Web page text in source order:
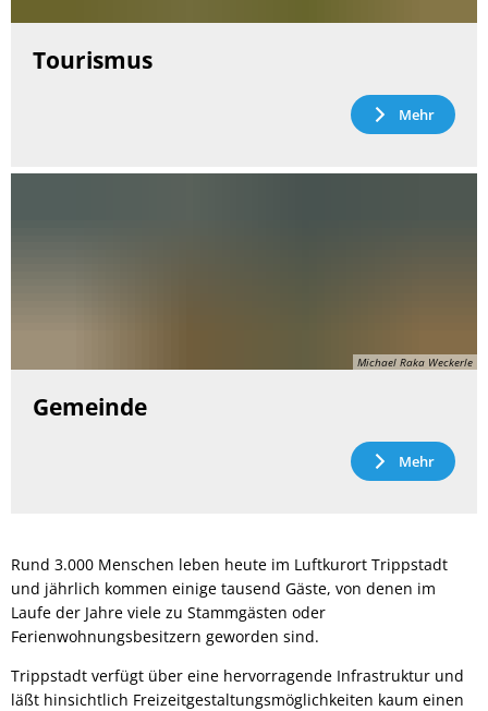
Tourismus
Mehr
Michael Raka Weckerle
Gemeinde
Mehr
Rund 3.000 Menschen leben heute im Luftkurort Trippstadt
und jährlich kommen einige tausend Gäste, von denen im
Laufe der Jahre viele zu Stammgästen oder
Ferienwohnungsbesitzern geworden sind.
Trippstadt verfügt über eine hervorragende Infrastruktur und
läßt hinsichtlich Freizeitgestaltungsmöglichkeiten kaum einen